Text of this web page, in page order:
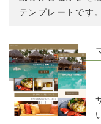
テンプレートです。